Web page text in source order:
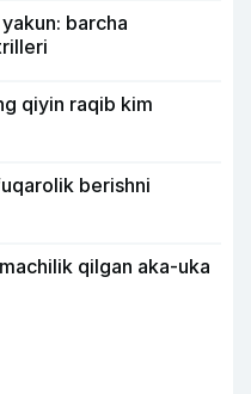
barcha
qiyin raqib kim
berishni
qilgan aka-uka